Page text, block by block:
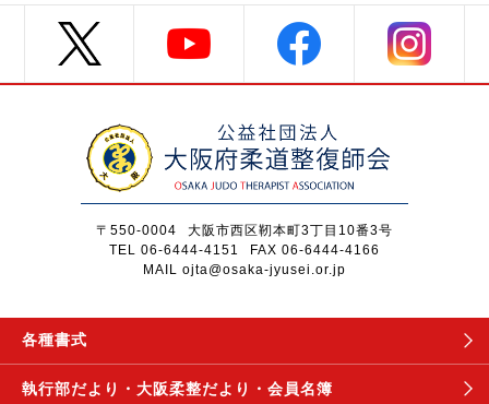
〒550-0004
大阪市西区靭本町3丁目10番3号
TEL 06-6444-4151
FAX 06-6444-4166
MAIL ojta@osaka-jyusei.or.jp
各種書式
執行部だより・ 大阪柔整だより・ 会員名簿